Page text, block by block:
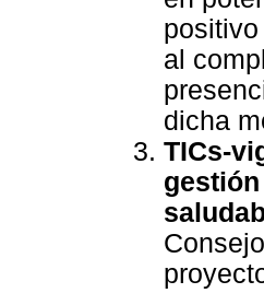
al
dicha
TICs-